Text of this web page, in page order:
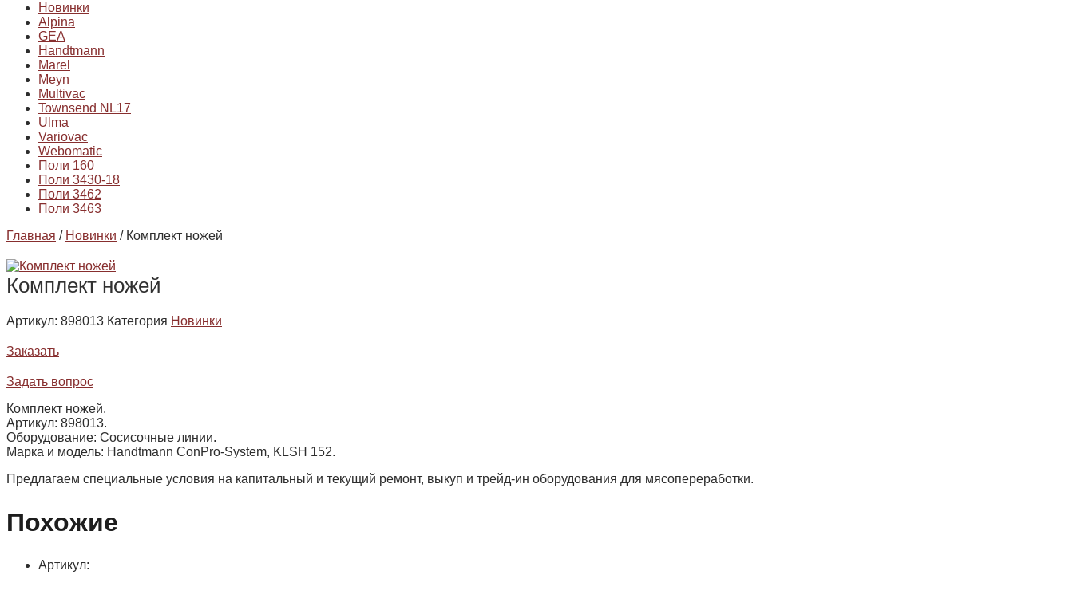
Новинки
Alpina
GEA
Handtmann
Marel
Meyn
Multivac
Townsend NL17
Ulma
Variovac
Webomatic
Поли 160
Поли 3430-18
Поли 3462
Поли 3463
Главная / Новинки / Комплект ножей
Комплект ножей
Артикул: 898013 Категория Новинки
Заказать
Задать вопрос
Комплект ножей.
Артикул: 898013.
Оборудование: Сосисочные линии.
Марка и модель: Handtmann ConPro-System, KLSH 152.
Предлагаем специальные условия на капитальный и текущий ремонт, выкуп и трейд-ин оборудования для мясопереработки.
Похожие
Артикул: